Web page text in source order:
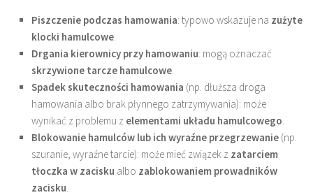
Piszczenie podczas hamowania: typowo wskazuje na zużyte
klocki hamulcowe
Drgania kierownicy przy hamowaniu: mogą oznaczać
skrzywione tarcze hamulcowe
Spadek skuteczności hamowania (np. dłuższa droga
hamowania albo brak płynnego zatrzymywania): może
wynikać z problemu z elementami układu hamulcowego
Blokowanie hamulców lub ich wyraźne przegrzewanie (np.
szuranie, wyraźne tarcie): może mieć związek z zatarciem
tłoczka w zacisku albo zablokowaniem prowadników
zacisku